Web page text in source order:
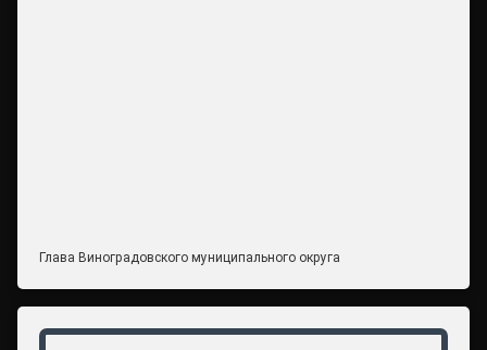
Глава Виноградовского муниципального округа